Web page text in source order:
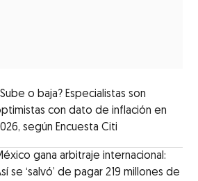
o baja? Especialistas son
con dato de inflación en
según Encuesta Citi
gana arbitraje internacional:
se ‘salvó’ de pagar 219 millones de